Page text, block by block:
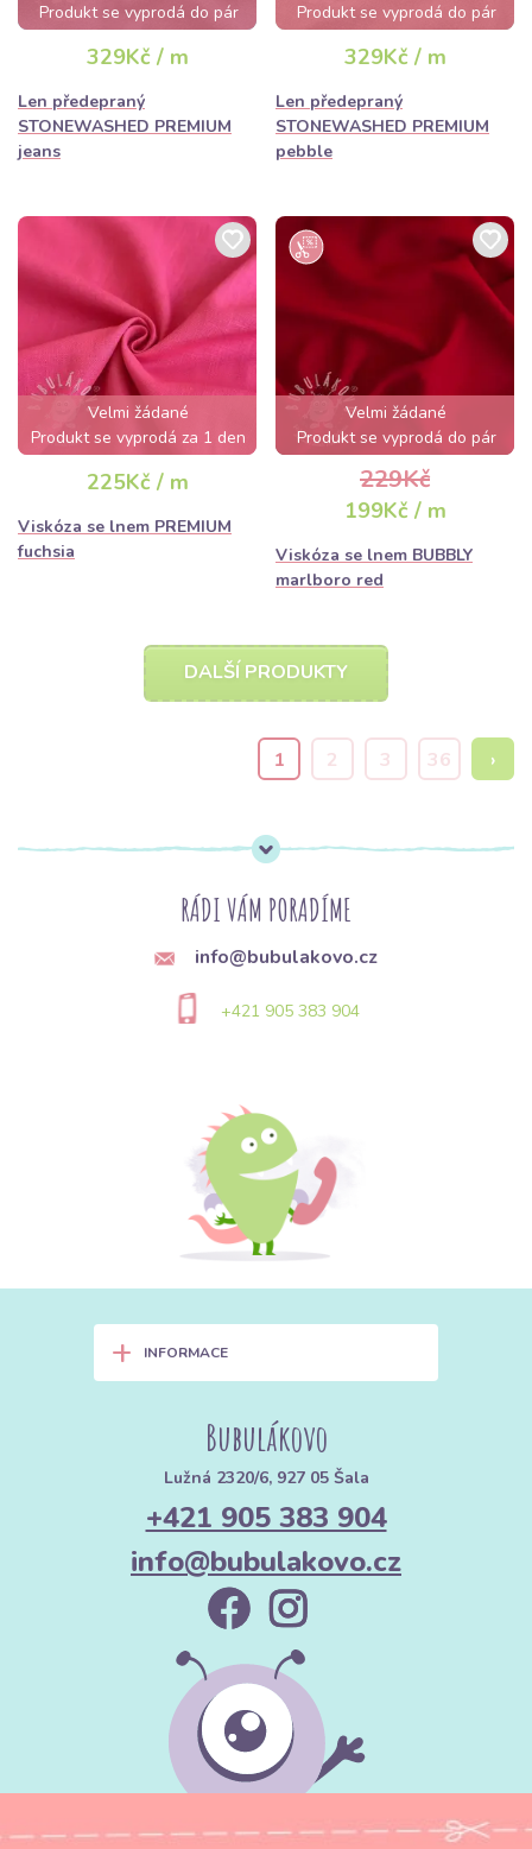
Produkt se vyprodá do pár
hodin
329Kč / m
Len předepraný
STONEWASHED PREMIUM
jeans
Produkt se vyprodá do pár
hodin
329Kč / m
Len předepraný
STONEWASHED PREMIUM
pebble
Velmi žádané
Produkt se vyprodá za 1 den
225Kč / m
Viskóza se lnem PREMIUM
fuchsia
Velmi žádané
Produkt se vyprodá do pár
hodin
229Kč
199Kč / m
Viskóza se lnem BUBBLY
marlboro red
DALŠÍ PRODUKTY
1 2 3 36 ›
RÁDI VÁM PORADÍME
info@bubulakovo.cz
+421 905 383 904
+ INFORMACE
Bubulákovo
Lužná 2320/6, 927 05 Šala
+421 905 383 904
info@bubulakovo.cz